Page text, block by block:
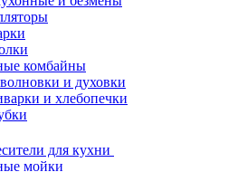
комбайны
и духовки
и хлебопечки
для кухни
мойки